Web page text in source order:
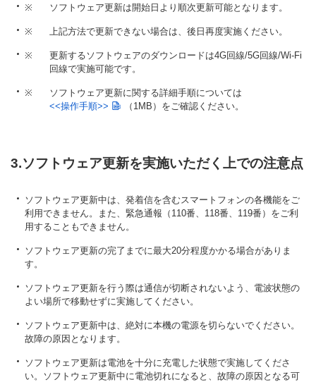
※ ソフトウェア更新は開始日より順次更新可能となります。
※ 上記方法で更新できない場合は、後日再度実施ください。
※
更新するソフトウェアのダウンロードは4G回線/5G回線/Wi-Fi
回線で実施可能です。
※
ソフトウェア更新に関する詳細手順については
<<操作手順>>
（1MB） をご確認ください。
3.ソフトウェア更新を実施いただく上での注意点
ソフトウェア更新中は、発着信を含むスマートフォンの各機能をご
利用できません。また、緊急通報（110番、118番、119番）をご利
用することもできません。
ソフトウェア更新の完了までに最大20分程度かかる場合がありま
す。
ソフトウェア更新を行う際は通信が切断されないよう、電波状態の
よい場所で移動せずに実施してください。
ソフトウェア更新中は、絶対に本機の電源を切らないでください。
故障の原因となります。
ソフトウェア更新は電池を十分に充電した状態で実施してくださ
い。ソフトウェア更新中に電池切れになると、故障の原因となる可